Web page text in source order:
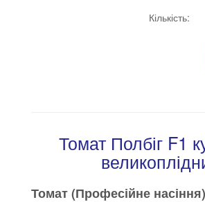
Кількість:
Томат Полбіг F1
Томат (Професійне насіння)